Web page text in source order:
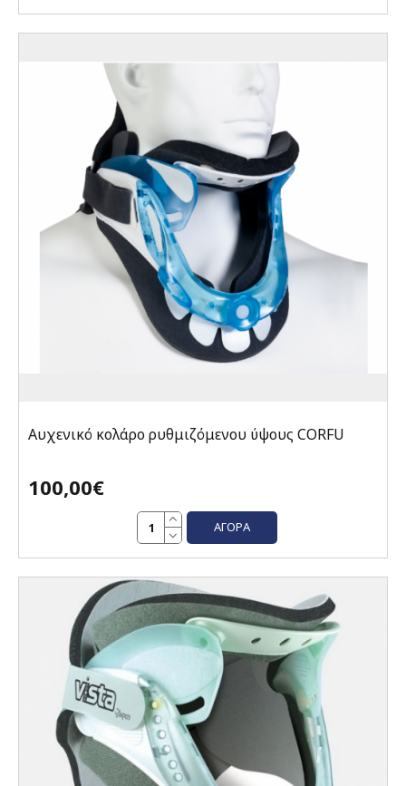
Αυχενικό κολάρο ρυθμιζόμενου ύψους CORFU
100,00€
ΑΓΟΡΆ